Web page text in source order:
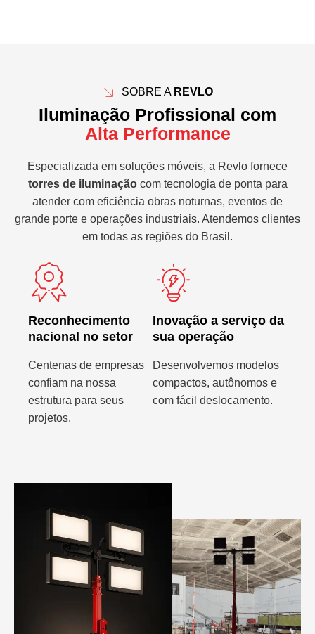
SOBRE A REVLO
Iluminação Profissional com
Alta Performance
Especializada em soluções móveis, a Revlo fornece
torres de iluminaçãocom tecnologia de ponta para
atender com eficiência obras noturnas, eventos de
grande porte e operações industriais. Atendemos clientes
em todas as regiões do Brasil.
Reconhecimento
nacional no setor
Centenas de empresas
confiam na nossa
estrutura para seus
projetos.
Inovação a serviço da
sua operação
Desenvolvemos modelos
compactos, autônomos e
com fácil deslocamento.